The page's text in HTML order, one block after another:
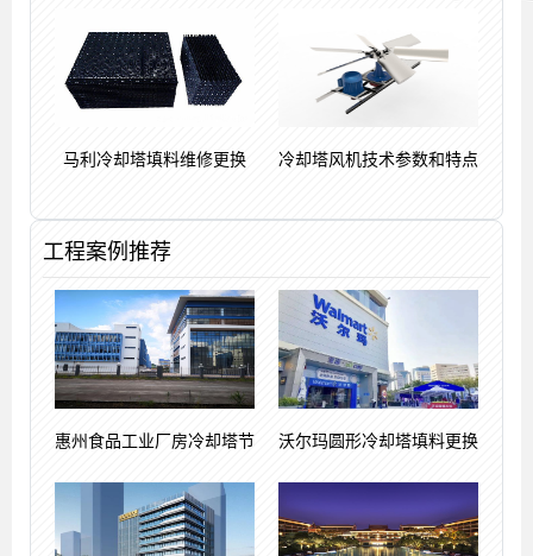
马利冷却塔填料维修更换 冷却塔风机技术参数和特点
工程案例推荐
惠州食品工业厂房冷却塔节 沃尔玛圆形冷却塔填料更换